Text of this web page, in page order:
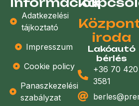
Adatkezelési
tájkoztató
Impresszum
Cookie policy
Panaszkezelési
szabályzat
iroda
Lakóautó
bérlés
+36 70 420
3581